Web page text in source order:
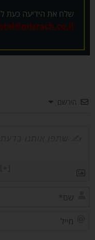
שלח את הידיעה כעת
kotel@mizrach.co.il
הירשם